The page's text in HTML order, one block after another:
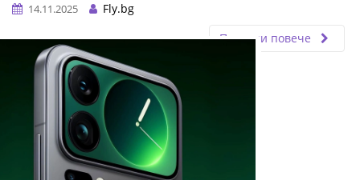
14.11.2025
Fly.bg
Прочети повече